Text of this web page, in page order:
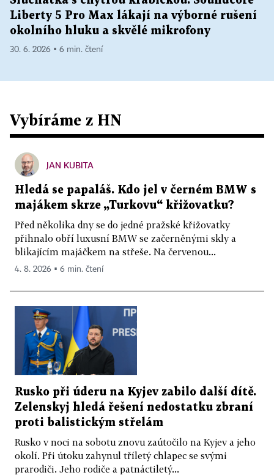
Liberty 5 Pro Max lákají na výborné rušení
okolního hluku a skvělé mikrofony
30. 6. 2026 ▪ 6 min. čtení
Vybíráme z HN
JAN KUBITA
Hledá se papaláš. Kdo jel v černém BMW s
majákem skrze „Turkovu“ křižovatku?
Před několika dny se do jedné pražské křižovatky
přihnalo obří luxusní BMW se začerněnými skly a
blikajícím majáčkem na střeše. Na červenou...
4. 8. 2026 ▪ 6 min. čtení
Rusko při úderu na Kyjev zabilo další dítě.
Zelenskyj hledá řešení nedostatku zbraní
proti balistickým střelám
Rusko v noci na sobotu znovu zaútočilo na Kyjev a jeho
okolí. Při útoku zahynul tříletý chlapec se svými
prarodiči. Jeho rodiče a patnáctiletý...